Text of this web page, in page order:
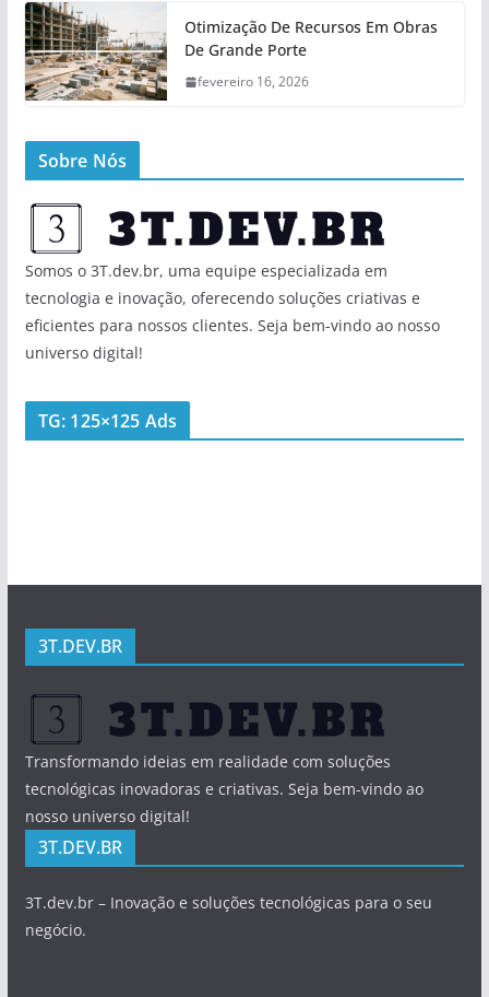
Otimização De Recursos Em Obras
De Grande Porte
fevereiro 16, 2026
Sobre Nós
Somos o 3T.dev.br, uma equipe especializada em
tecnologia e inovação, oferecendo soluções criativas e
eficientes para nossos clientes. Seja bem-vindo ao nosso
universo digital!
TG: 125×125 Ads
3T.DEV.BR
Transformando ideias em realidade com soluções
tecnológicas inovadoras e criativas. Seja bem-vindo ao
nosso universo digital!
3T.DEV.BR
3T.dev.br – Inovação e soluções tecnológicas para o seu
negócio.